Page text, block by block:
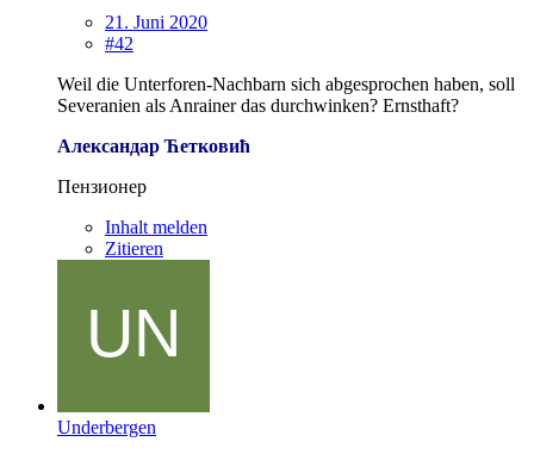
21. Juni 2020
#42
Weil die Unterforen-Nachbarn sich abgesprochen haben, soll
Severanien als Anrainer das durchwinken? Ernsthaft?
Александар Ћетковић
Пензионер
Inhalt melden
Zitieren
Underbergen